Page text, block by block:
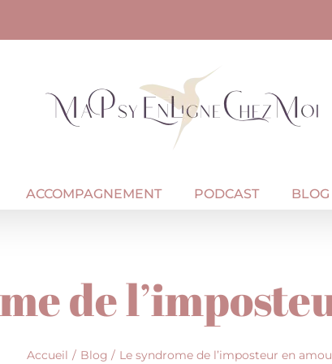
ACCOMPAGNEMENT PODCAST BLOG
de
Accueil Blog Le syndrome de l’imposteur en